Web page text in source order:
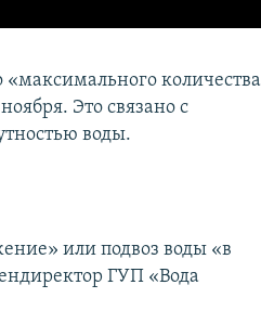
«максимального количества
Это связано с
воды.
или подвоз воды «в
ГУП «Вода